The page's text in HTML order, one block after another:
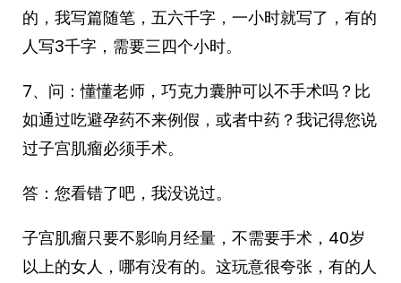
的，我写篇随笔，五六千字，一小时就写了，有的
人写3千字，需要三四个小时。
7、问：懂懂老师，巧克力囊肿可以不手术吗？比
如通过吃避孕药不来例假，或者中药？我记得您说
过子宫肌瘤必须手术。
答：您看错了吧，我没说过。
子宫肌瘤只要不影响月经量，不需要手术，40岁
以上的女人，哪有没有的。这玩意很夸张，有的人